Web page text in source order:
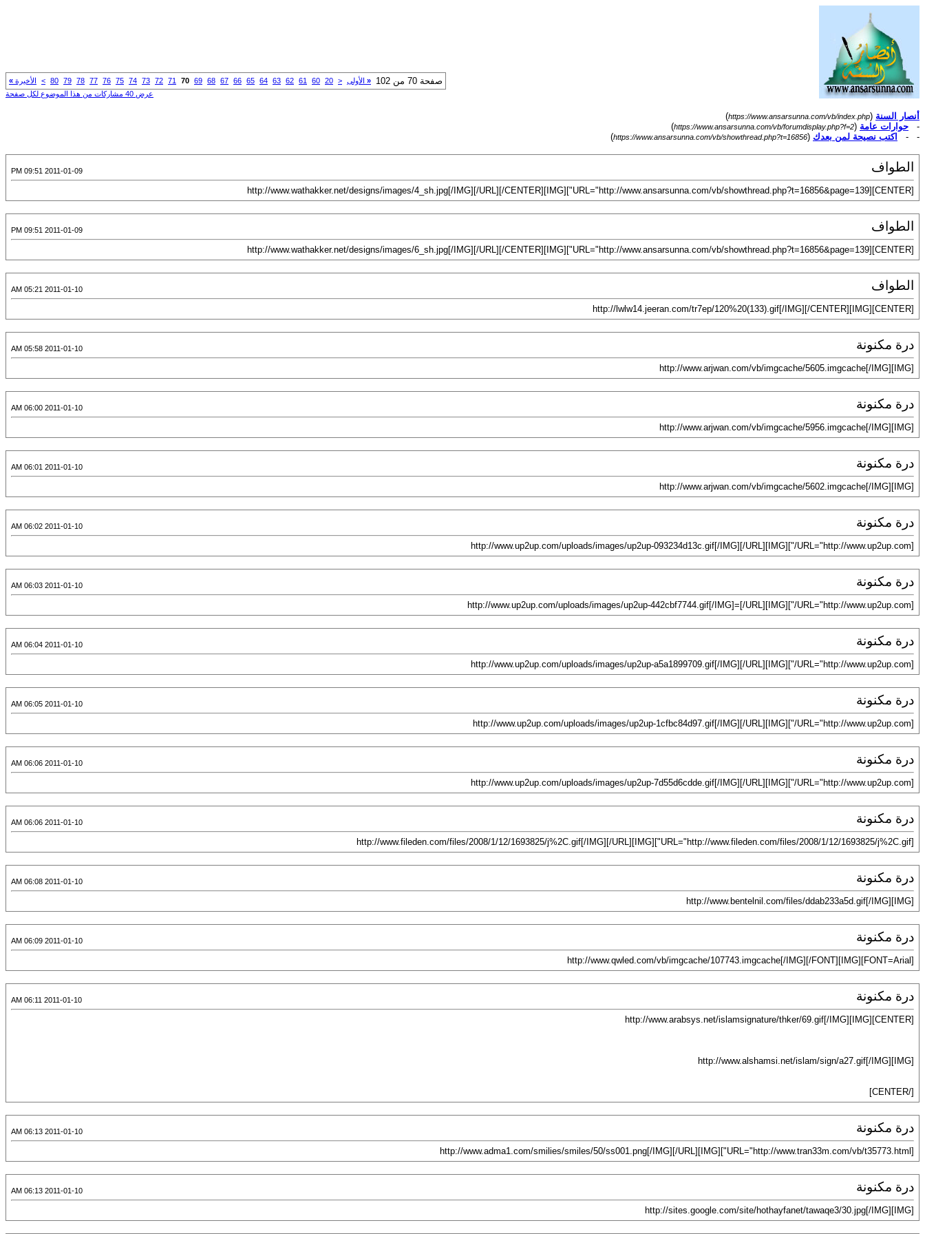
صفحة 70 من 102 « الأولى <
20
60
61
62
63
64
65
66
67
68
69
70
71
72
73
74
75
76
77
78
79
80
> الأخيرة »
عرض 40 مشاركات من هذا الموضوع لكل صفحة
أنصار السنة (
https://www.ansarsunna.com/vb/index.php
)
- حوارات عامة (
https://www.ansarsunna.com/vb/forumdisplay.php?f=2
)
- -
اكتب نصيحة لمن بعدك (
https://www.ansarsunna.com/vb/showthread.php?t=16856
)
الطواف 2011-01-09 09:51 PM
[CENTER][URL="http://www.ansarsunna.com/vb/showthread.php?t=16856&page=139"][IMG]http://www.wathakker.net/designs/images/4_sh.jpg[/IMG][/URL][/CENTER]
الطواف 2011-01-09 09:51 PM
[CENTER][URL="http://www.ansarsunna.com/vb/showthread.php?t=16856&page=139"][IMG]http://www.wathakker.net/designs/images/6_sh.jpg[/IMG][/URL][/CENTER]
الطواف 2011-01-10 05:21 AM
[CENTER][IMG]http://lwlw14.jeeran.com/tr7ep/120%20(133).gif[/IMG][/CENTER]
درة مكنونة 2011-01-10 05:58 AM
[IMG]http://www.arjwan.com/vb/imgcache/5605.imgcache[/IMG]
درة مكنونة 2011-01-10 06:00 AM
[IMG]http://www.arjwan.com/vb/imgcache/5956.imgcache[/IMG]
درة مكنونة 2011-01-10 06:01 AM
[IMG]http://www.arjwan.com/vb/imgcache/5602.imgcache[/IMG]
درة مكنونة 2011-01-10 06:02 AM
[URL="http://www.up2up.com/"][IMG]http://www.up2up.com/uploads/images/up2up-093234d13c.gif[/IMG][/URL]
درة مكنونة 2011-01-10 06:03 AM
[URL="http://www.up2up.com/"][IMG]http://www.up2up.com/uploads/images/up2up-442cbf7744.gif[/IMG]=[/URL]
درة مكنونة 2011-01-10 06:04 AM
[URL="http://www.up2up.com/"][IMG]http://www.up2up.com/uploads/images/up2up-a5a1899709.gif[/IMG][/URL]
درة مكنونة 2011-01-10 06:05 AM
[URL="http://www.up2up.com/"][IMG]http://www.up2up.com/uploads/images/up2up-1cfbc84d97.gif[/IMG][/URL]
درة مكنونة 2011-01-10 06:06 AM
[URL="http://www.up2up.com/"][IMG]http://www.up2up.com/uploads/images/up2up-7d55d6cdde.gif[/IMG][/URL]
درة مكنونة 2011-01-10 06:06 AM
[URL="http://www.fileden.com/files/2008/1/12/1693825/j%2C.gif"][IMG]http://www.fileden.com/files/2008/1/12/1693825/j%2C.gif[/IMG][/URL]
درة مكنونة 2011-01-10 06:08 AM
[IMG]http://www.bentelnil.com/files/ddab233a5d.gif[/IMG]
درة مكنونة 2011-01-10 06:09 AM
[FONT=Arial][IMG]http://www.qwled.com/vb/imgcache/107743.imgcache[/IMG][/FONT]
درة مكنونة 2011-01-10 06:11 AM
[CENTER][IMG]http://www.arabsys.net/islamsignature/thker/69.gif[/IMG]
[IMG]http://www.alshamsi.net/islam/sign/a27.gif[/IMG]
[/CENTER]
درة مكنونة 2011-01-10 06:13 AM
[URL="http://www.tran33m.com/vb/t35773.html"][IMG]http://www.adma1.com/smilies/smiles/50/ss001.png[/IMG][/URL]
درة مكنونة 2011-01-10 06:13 AM
[IMG]http://sites.google.com/site/hothayfanet/tawaqe3/30.jpg[/IMG]